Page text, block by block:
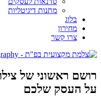
מתנות דיגיטליות
בלוג
מחירון
צרו קשר
רושם ראשוני של
על העסק שלכם